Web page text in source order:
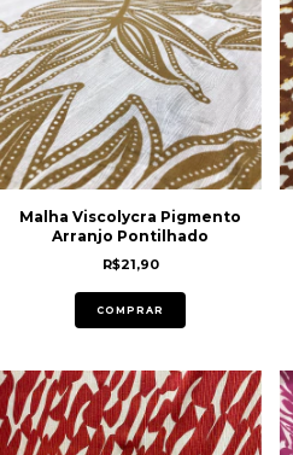
Malha Viscolycra Pigmento
Arranjo Pontilhado
R$21,90
COMPRAR